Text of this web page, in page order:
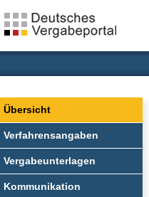
Übersicht
Verfahrensangaben
Vergabeunterlagen
Kommunikation